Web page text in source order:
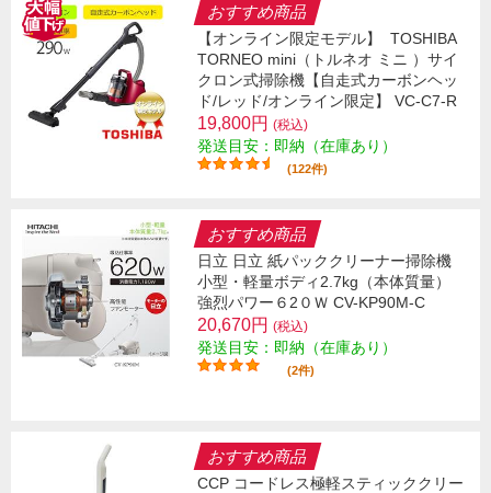
おすすめ商品
【オンライン限定モデル】
TOSHIBA
TORNEO mini（トルネオ ミニ ）サイ
クロン式掃除機【自走式カーボンヘッ
ド/レッド/オンライン限定】 VC-C7-R
19,800円 (税込)
発送目安：即納（在庫あり）
(122件)
おすすめ商品
日立 日立 紙パッククリーナー掃除機
小型・軽量ボディ2.7kg（本体質量）
強烈パワー６2０Ｗ CV-KP90M-C
20,670円 (税込)
発送目安：即納（在庫あり）
(2件)
おすすめ商品
CCP コードレス極軽スティッククリー